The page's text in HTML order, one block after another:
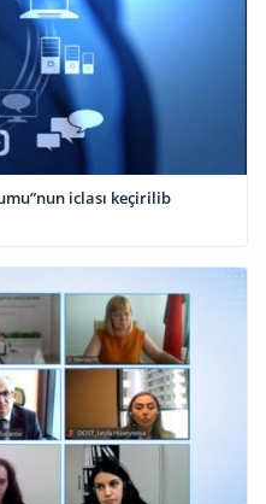
iclası keçirilib